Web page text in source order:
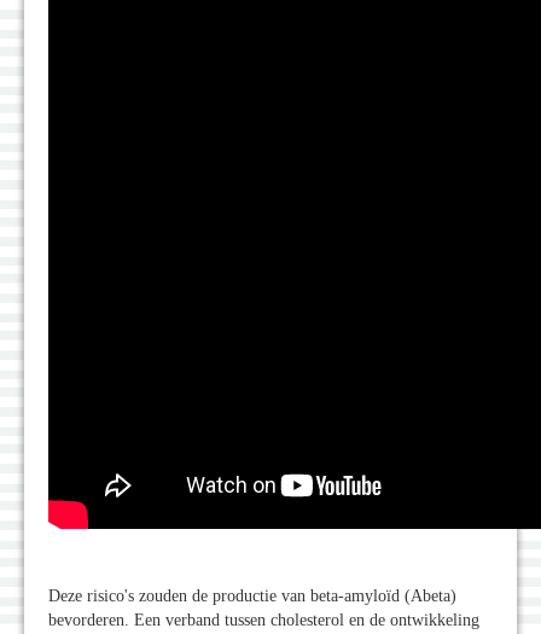
Deze risico's zouden de productie van beta-amyloïd (Abeta)
bevorderen. Een verband tussen cholesterol en de ontwikkeling